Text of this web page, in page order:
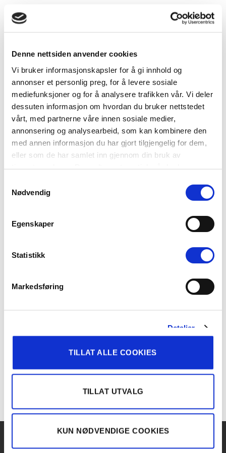
Denne nettsiden anvender cookies
Vi bruker informasjonskapsler for å gi innhold og
annonser et personlig preg, for å levere sosiale
mediefunksjoner og for å analysere trafikken vår. Vi deler
dessuten informasjon om hvordan du bruker nettstedet
vårt, med partnerne våre innen sosiale medier,
annonsering og analysearbeid, som kan kombinere den
med annen informasjon du har gjort tilgjengelig for dem,
eller som de har samlet inn gjennom din bruk av
Nødvendig
Egenskaper
Statistikk
Markedsføring
Detaljer
TILLAT ALLE COOKIES
TILLAT UTVALG
KUN NØDVENDIGE COOKIES
HJEM / PRODUKTER / SOLSKJERMING
FILTRER
GARDINER
GARDINER
OM KIRSCH KONTAKT
Kirsch 2026 ©